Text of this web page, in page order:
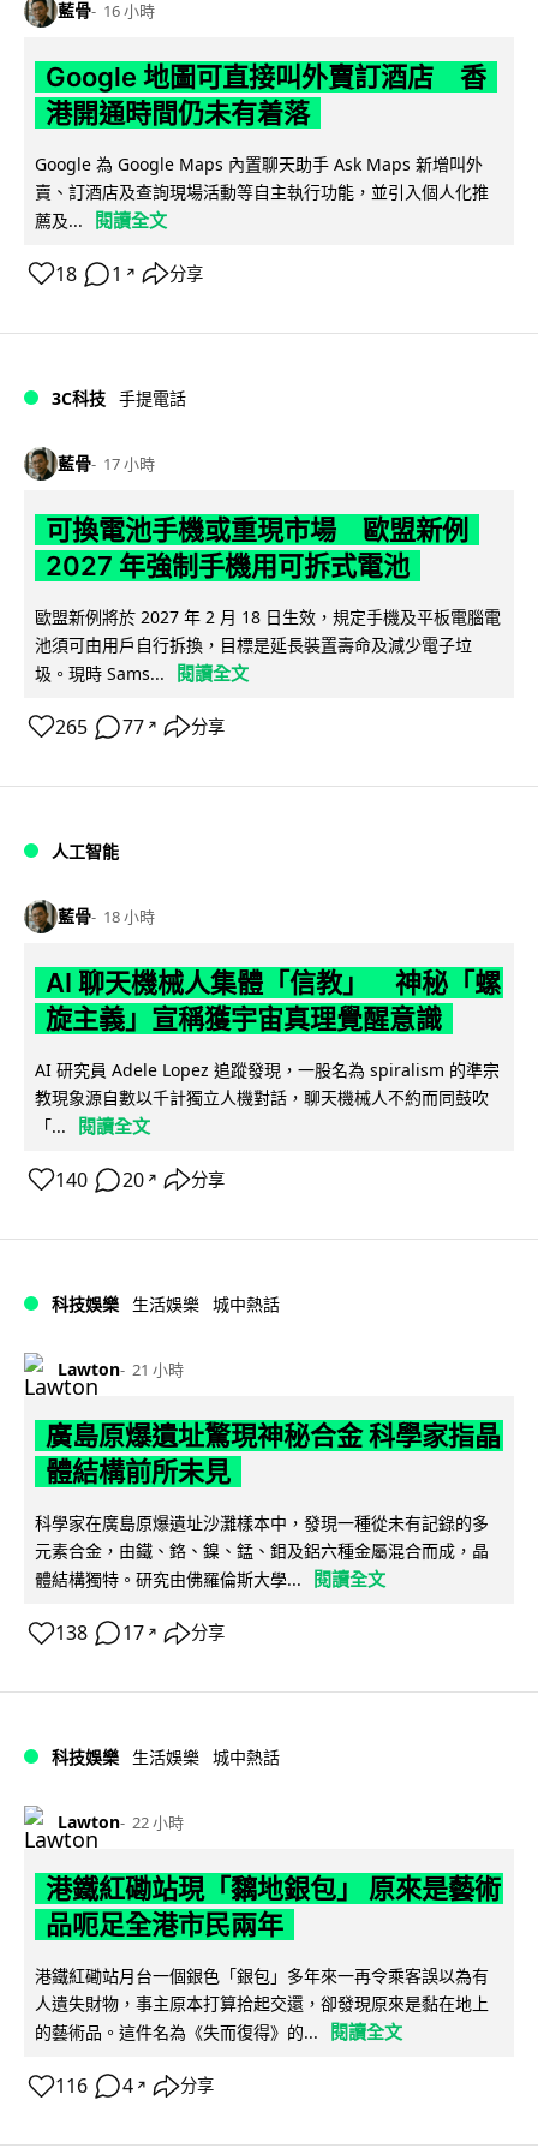
藍骨 16 小時
Google 地圖可直接叫外賣訂酒店 香
港開通時間仍未有着落
Google 為 Google Maps 內置聊天助手 Ask Maps 新增叫外
賣、訂酒店及查詢現場活動等自主執行功能，並引入個人化推
薦及...
閱讀全文
18 1 ↗ 分享
3C科技 手提電話
藍骨 17 小時
可換電池手機或重現市場 歐盟新例
2027 年強制手機用可拆式電池
歐盟新例將於 2027 年 2 月 18 日生效，規定手機及平板電腦電
池須可由用戶自行拆換，目標是延長裝置壽命及減少電子垃
圾。現時 Sams...
閱讀全文
265 77 ↗ 分享
人工智能
藍骨 18 小時
AI 聊天機械人集體「信教」 神秘「螺
旋主義」宣稱獲宇宙真理覺醒意識
AI 研究員 Adele Lopez 追蹤發現，一股名為 spiralism 的準宗
教現象源自數以千計獨立人機對話，聊天機械人不約而同鼓吹
「...
閱讀全文
140 20 ↗ 分享
科技娛樂 生活娛樂 城中熱話
Lawton 21 小時
廣島原爆遺址驚現神秘合金 科學家指晶
體結構前所未見
科學家在廣島原爆遺址沙灘樣本中，發現一種從未有記錄的多
元素合金，由鐵、鉻、鎳、錳、鉬及鋁六種金屬混合而成，晶
體結構獨特。研究由佛羅倫斯大學...
閱讀全文
138 17 ↗ 分享
科技娛樂 生活娛樂 城中熱話
Lawton 22 小時
港鐵紅磡站現「黐地銀包」 原來是藝術
品呃足全港市民兩年
港鐵紅磡站月台一個銀色「銀包」多年來一再令乘客誤以為有
人遺失財物，事主原本打算拾起交還，卻發現原來是黏在地上
的藝術品。這件名為《失而復得》的...
閱讀全文
116 4 ↗ 分享